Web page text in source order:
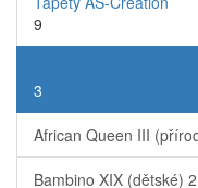
9
3
African Queen III
Bambino XIX (dětské) 2